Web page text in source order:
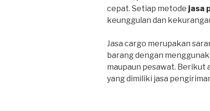
cepat. Setiap metode jasa
keunggulan dan
Jasa cargo merupakan
barang dengan
maupaun pesawat. Berikut
yang dimiliki jasa